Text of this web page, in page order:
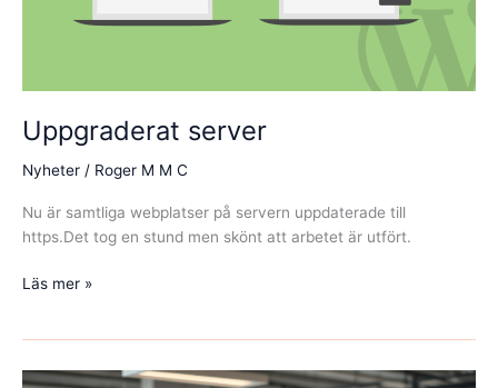
Uppgraderat server
Nyheter / Roger M M C
Nu är samtliga webplatser på servern uppdaterade till
https.Det tog en stund men skönt att arbetet är utfört.
Uppgraderat
Läs mer »